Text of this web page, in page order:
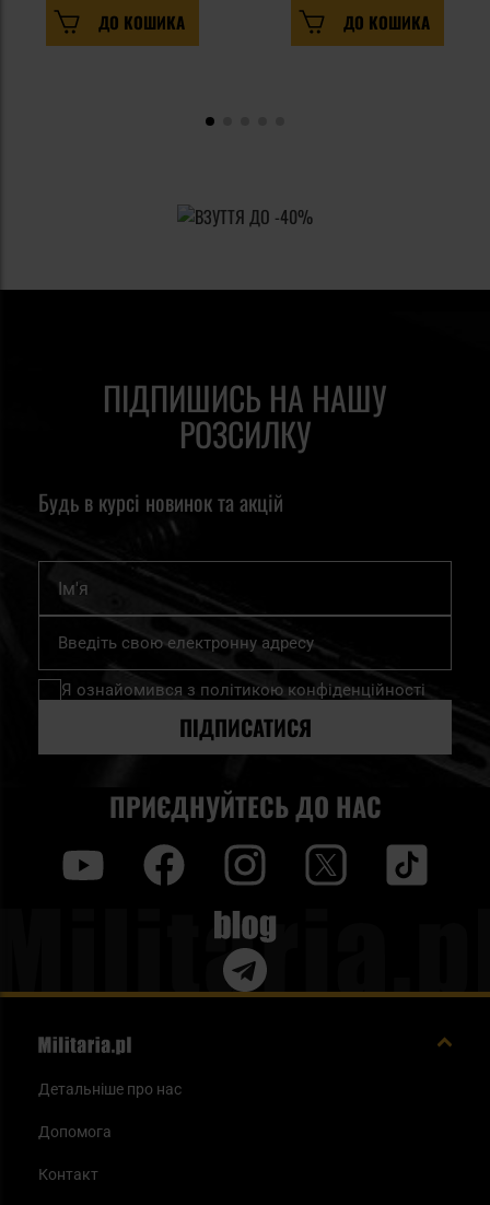
ДО КОШИКА ДО КОШИКА
ПІДПИШИСЬ НА НАШУ
РОЗСИЛКУ
Будь в курсі новинок та акцій
Підпишіться
нашу
розсилку
Я ознайомився з політикою конфіденційності
ПІДПИСАТИСЯ
ПРИЄДНУЙТЕСЬ ДО НАС
Blog
Детальніше про нас
Допомога
Контакт